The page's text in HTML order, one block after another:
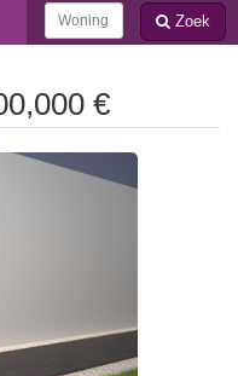
Zoek
€